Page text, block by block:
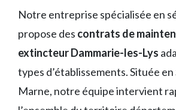
Notre entreprise spécialisée en
propose des contrats de
extincteur Dammarie-les-Lys
types d’établissements. Située
Marne, notre équipe intervient